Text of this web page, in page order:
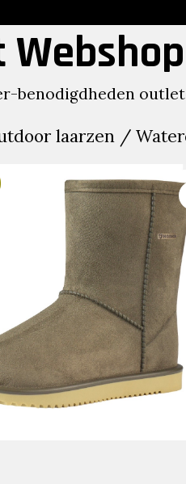
benodigdheden outlet
laarzen /